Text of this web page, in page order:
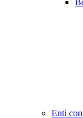
Enti